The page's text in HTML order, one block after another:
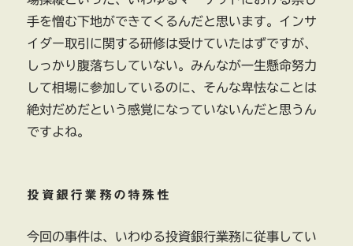
手を憎む下地ができてくるんだと思います。インサ
イダー取引に関する研修は受けていたはずですが、
しっかり腹落ちしていない。みんなが一生懸命努力
して相場に参加しているのに、そんな卑怯なことは
絶対だめだという感覚になっていないんだと思うん
ですよね。
投資銀行業務の特殊性
今回の事件は、いわゆる投資銀行業務に従事してい